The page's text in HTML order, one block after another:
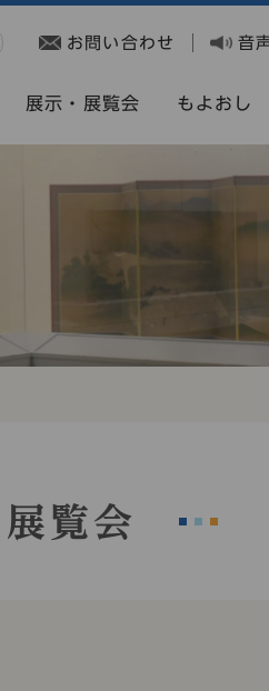
お問い合わせ 音
展示・展覧会 もよおし
展覧会